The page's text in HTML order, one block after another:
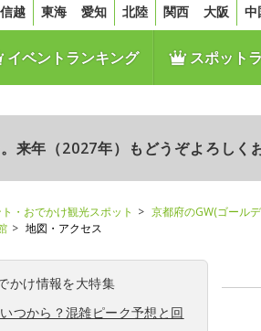
越 東海 愛知 北陸 関西 大阪 中
イベントランキング スポット
来年（2027年）もどうぞよろしく
・おでかけ観光スポット
京都府のGW(ゴール
地図・アクセス
かけ情報を大特集
つから？混雑ピーク予想と回